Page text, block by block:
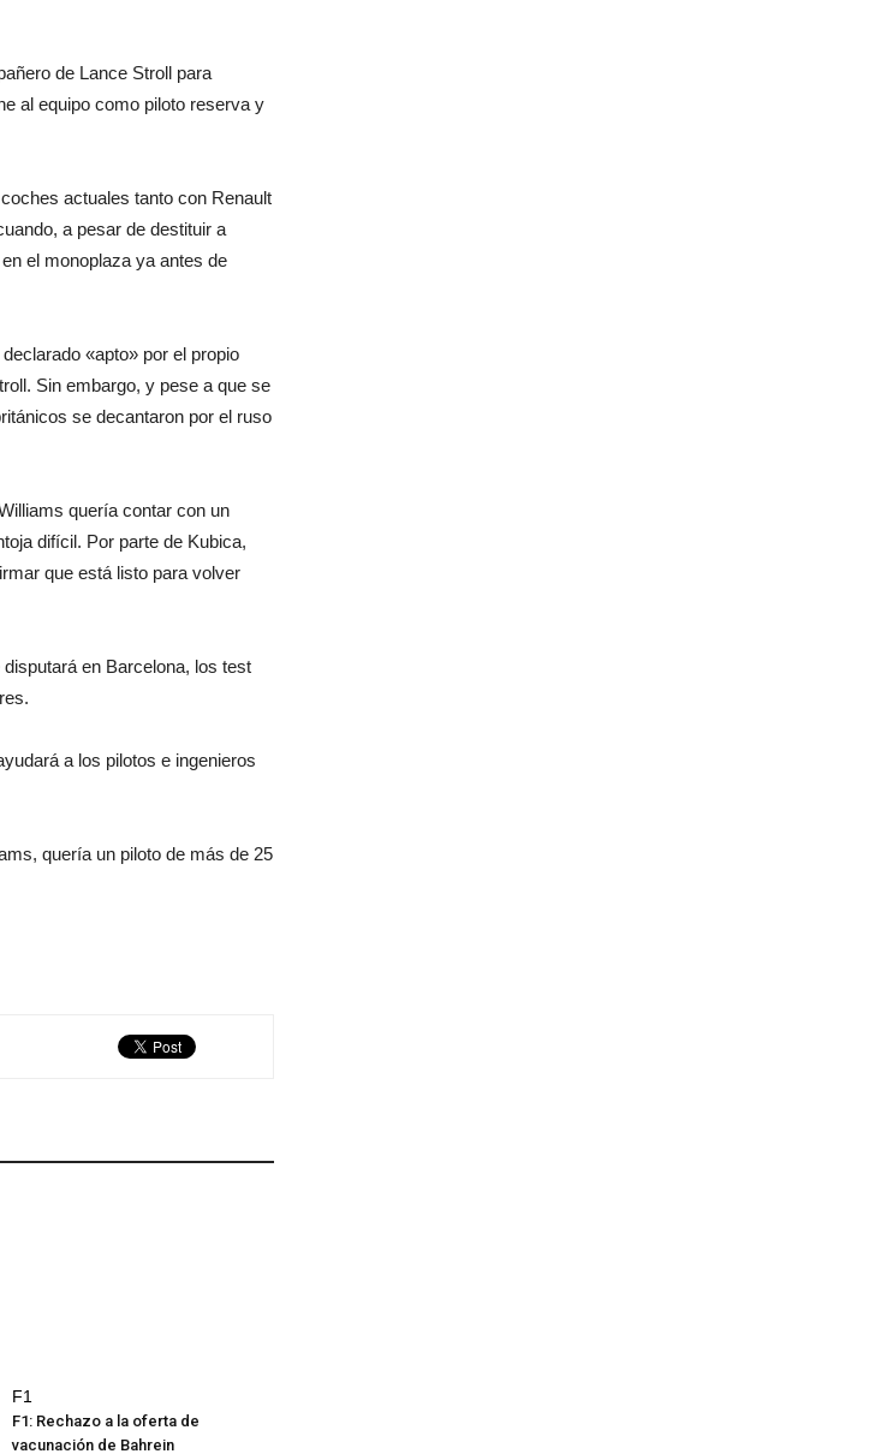
de Lance Stroll para
al equipo como piloto reserva y
actuales tanto con Renault
a pesar de destituir a
el monoplaza ya antes de
«apto» por el propio
Sin embargo, y pese a que se
se decantaron por el ruso
quería contar con un
difícil. Por parte de Kubica,
que está listo para volver
en Barcelona, los test
a los pilotos e ingenieros
quería un piloto de más de 25
F1
F1: Rechazo a la oferta de
vacunación de Bahrein